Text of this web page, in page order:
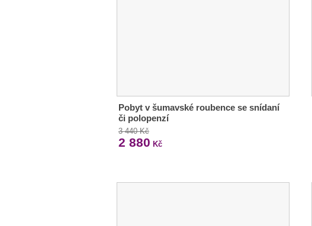
Pobyt v šumavské roubence se snídaní
či polopenzí
3 440 Kč
2 880 Kč